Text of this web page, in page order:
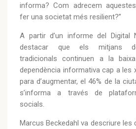
informa? Com adrecem
fer una societat més resilient?”
A partir d’un informe del Digital
destacar que els mitjans
tradicionals continuen a la
dependència informativa cap a les
para d’augmentar, el 46% de la
s’informa a través de
socials.
Marcus Beckedahl va descriure les